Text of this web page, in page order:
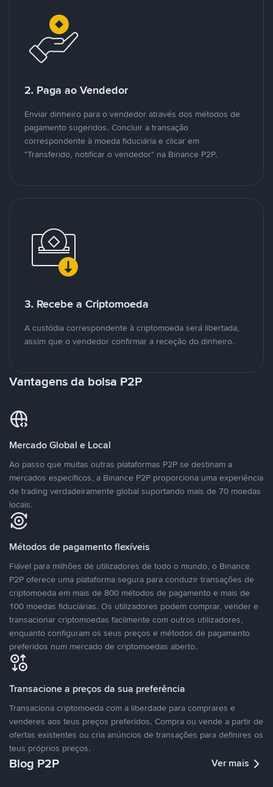
2. Paga ao Vendedor
Enviar dinheiro para o vendedor através dos métodos de
pagamento sugeridos. Concluir a transação
correspondente à moeda fiduciária e clicar em
"Transferido, notificar o vendedor" na Binance P2P.
3. Recebe a Criptomoeda
A custódia correspondente à criptomoeda será libertada,
assim que o vendedor confirmar a receção do dinheiro.
Vantagens da bolsa P2P
Mercado Global e Local
Ao passo que muitas outras plataformas P2P se destinam a
mercados específicos, a Binance P2P proporciona uma experiência
de trading verdadeiramente global suportando mais de 70 moedas
locais.
Métodos de pagamento flexíveis
Fiável para milhões de utilizadores de todo o mundo, o Binance
P2P oferece uma plataforma segura para conduzir transações de
criptomoeda em mais de 800 métodos de pagamento e mais de
100 moedas fiduciárias. Os utilizadores podem comprar, vender e
transacionar criptomoedas facilmente com outros utilizadores,
enquanto configuram os seus preços e métodos de pagamento
preferidos num mercado de criptomoedas aberto.
Transacione a preços da sua preferência
Transaciona criptomoeda com a liberdade para comprares e
venderes aos teus preços preferidos. Compra ou vende a partir de
ofertas existentes ou cria anúncios de transações para definires os
teus próprios preços.
Blog P2P Ver mais